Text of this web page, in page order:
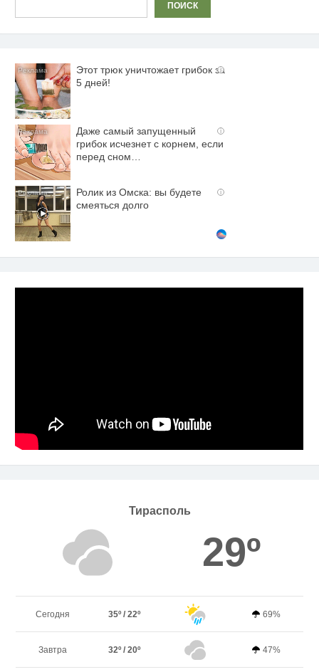
ПОИСК
i
Этот трюк уничтожает грибок за
5 дней!
i
Даже самый запущенный
грибок исчезнет с корнем, если
перед сном…
i
Ролик из Омска: вы будете
смеяться долго
Тирасполь
29º
Сегодня 35º / 22º 69%
Завтра 32º / 20º 47%